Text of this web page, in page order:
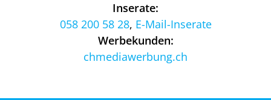
Inserate:
058 200 58 28, E-Mail-Inserate
Werbekunden:
chmediawerbung.ch